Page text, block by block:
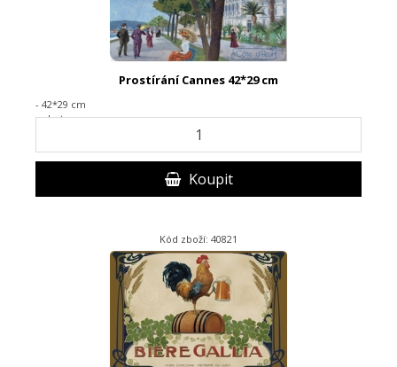
Prostírání Cannes 42*29 cm
- 42*29 cm
- plast
Koupit
Kód zboží: 40821